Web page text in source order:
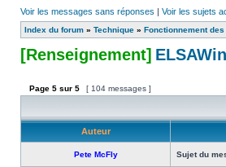
Voir les messages sans réponses | Voir les sujets
Index du forum » Technique » Fonctionnement
[Renseignement]
Page 5 sur 5 [ 104 messages ]
Auteur
Pete McFly Sujet du